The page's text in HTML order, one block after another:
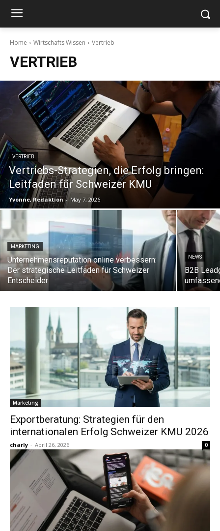
Home Wirtschafts Wissen Vertrieb
VERTRIEB
VERTRIEB
Vertriebs-Strategien, die Erfolg bringen:
Leitfaden für Schweizer KMU
Yvonne, Redaktion - May 7, 2026
MARKETING
Unternehmensreputation online verbessern:
Der strategische Leitfaden für Schweizer
Entscheider
NEWS
B2B
Marketing
Exportberatung: Strategien für den
internationalen Erfolg Schweizer KMU 2026
charly - April 26, 2026 0